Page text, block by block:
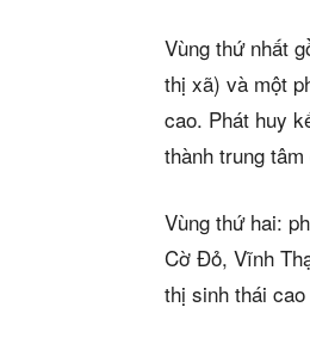
Vùng thứ nhất
thị xã) và một
cao. Phát huy
thành trung
Vùng thứ hai:
Cờ Đỏ, Vĩnh
thị sinh thái